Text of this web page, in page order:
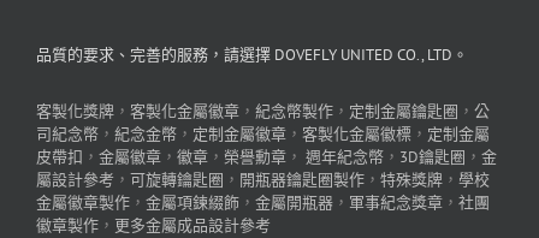
品質的要求、完善的服務，請選擇 DOVEFLY UNITED CO., LTD。
客製化獎牌 ， 客製化金屬徽章 ， 紀念幣製作 ， 定制金屬鑰匙圈 ， 公
司紀念幣 ， 紀念金幣 ， 定制金屬徽章 ， 客製化金屬徽標 ， 定制金屬
皮帶扣 ， 金屬徽章 ， 徽章 ， 榮譽勳章 ， 週年紀念幣 ， 3D鑰匙圈 ， 金
屬設計參考 ， 可旋轉鑰匙圈 ， 開瓶器鑰匙圈製作 ， 特殊獎牌 ， 學校
金屬徽章製作 ， 金屬項鍊綴飾 ， 金屬開瓶器 ， 軍事紀念獎章 ， 社團
徽章製作 ， 更多金屬成品設計參考